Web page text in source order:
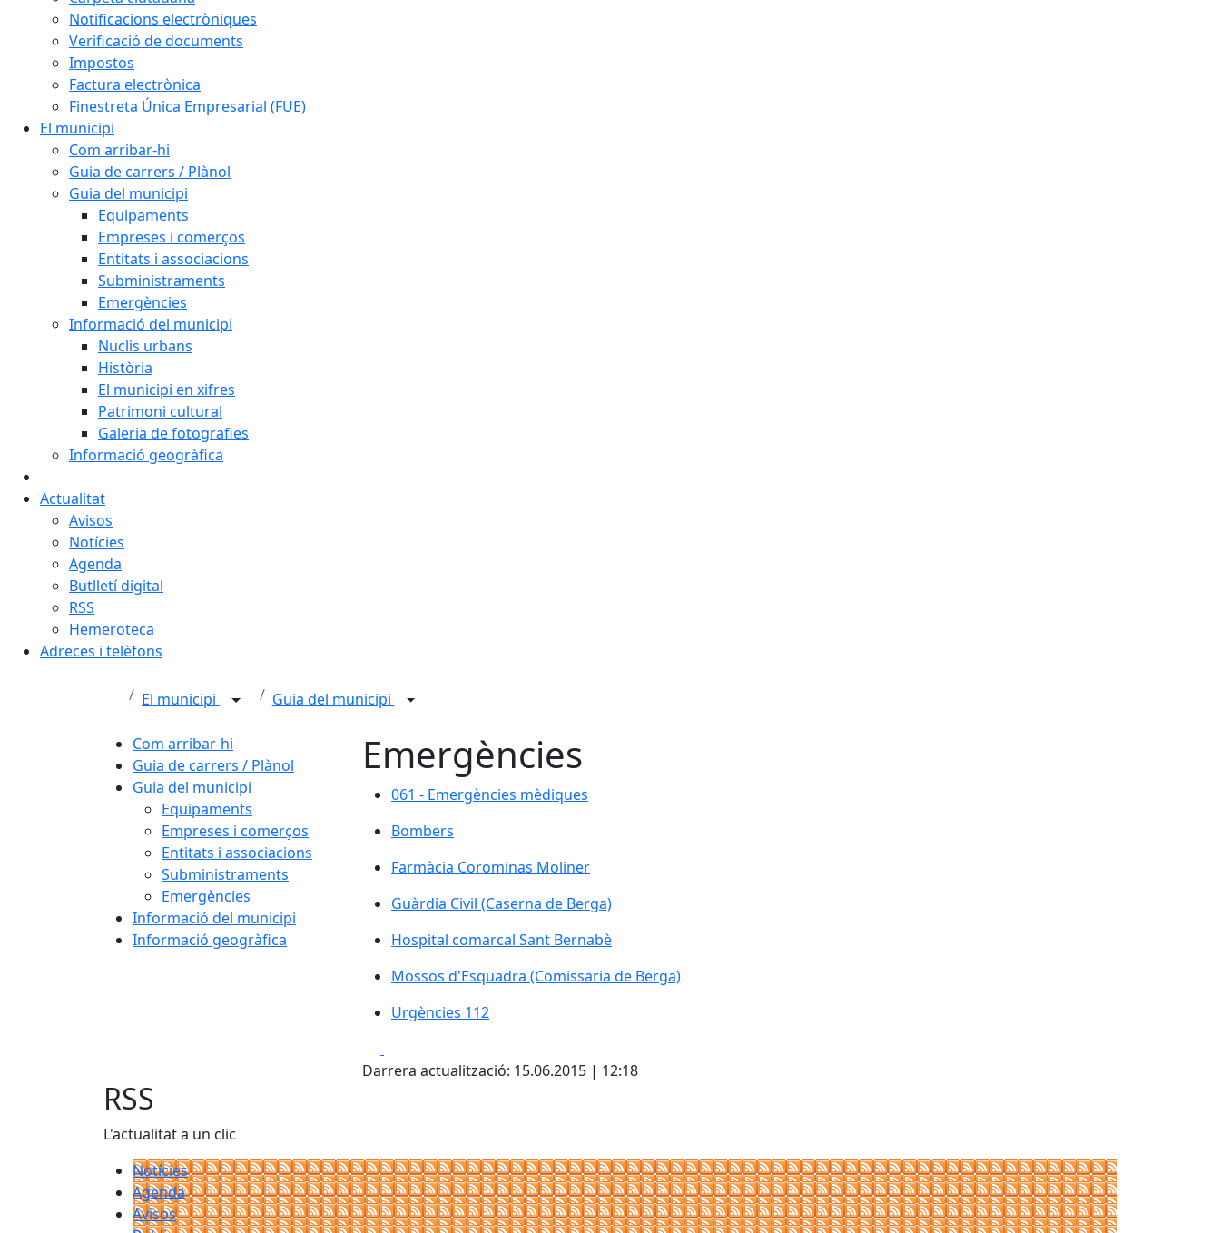
Notificacions electròniques
Verificació de documents
Impostos
Factura electrònica
Finestreta Única Empresarial (FUE)
El municipi
Com arribar-hi
Guia de carrers / Plànol
Guia del municipi
Equipaments
Empreses i comerços
Entitats i associacions
Subministraments
Emergències
Informació del municipi
Nuclis urbans
Història
El municipi en xifres
Patrimoni cultural
Galeria de fotografies
Informació geogràfica
Actualitat
Avisos
Notícies
Agenda
Butlletí digital
RSS
Hemeroteca
Adreces i telèfons
El municipi Guia del municipi
Com arribar-hi
Guia de carrers / Plànol
Guia del municipi
Equipaments
Empreses i comerços
Entitats i associacions
Subministraments
Emergències
Informació del municipi
Informació geogràfica
Emergències
061 - Emergències mèdiques
061 - Emergències mèdiques
Bombers
Bombers
Farmàcia Corominas Moliner
Farmàcia Corominas Moliner
Guàrdia Civil (Caserna de Berga)
Guàrdia Civil (Caserna de Berga)
Hospital comarcal Sant Bernabè
Hospital comarcal Sant Bernabè
Mossos d'Esquadra (Comissaria de Berga)
Mossos d'Esquadra (Comissaria de Berga)
Urgències 112
Urgències 112
Darrera actualització: 15.06.2015 | 12:18
RSS
L'actualitat a un clic
Notícies
Agenda
Avisos